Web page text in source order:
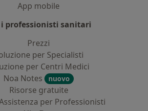
App mobile
i professionisti sanitari
Prezzi
per Specialisti
per Centri Medici
Noa Notes
nuovo
Risorse gratuite
per Professionisti